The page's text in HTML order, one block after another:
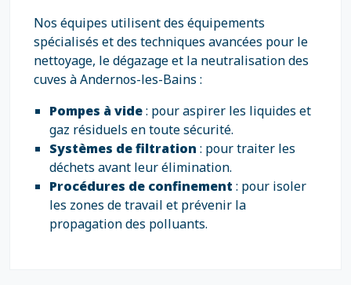
Nos équipes utilisent des équipements
spécialisés et des techniques avancées pour le
nettoyage, le dégazage et la neutralisation des
cuves à Andernos-les-Bains :
Pompes à vide: pour aspirer les liquides et
gaz résiduels en toute sécurité.
Systèmes de filtration : pour traiter les
déchets avant leur élimination.
Procédures de confinement : pour isoler
les zones de travail et prévenir la
propagation des polluants.